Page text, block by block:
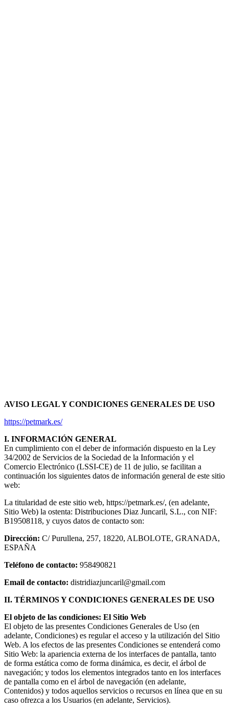
AVISO LEGAL Y CONDICIONES GENERALES DE USO
https://petmark.es/
I. INFORMACIÓN GENERAL
En cumplimiento con el deber de información dispuesto en la Ley
34/2002 de Servicios de la Sociedad de la Información y el
Comercio Electrónico (LSSI-CE) de 11 de julio, se facilitan a
continuación los siguientes datos de información general de este sitio
web:
La titularidad de este sitio web, https://petmark.es/, (en adelante,
Sitio Web) la ostenta: Distribuciones Diaz Juncaril, S.L., con NIF:
B19508118, y cuyos datos de contacto son:
Dirección: C/ Purullena, 257, 18220, ALBOLOTE, GRANADA,
ESPAÑA
Teléfono de contacto: 958490821
Email de contacto: distridiazjuncaril@gmail.com
II. TÉRMINOS Y CONDICIONES GENERALES DE USO
El objeto de las condiciones: El Sitio Web
El objeto de las presentes Condiciones Generales de Uso (en
adelante, Condiciones) es regular el acceso y la utilización del Sitio
Web. A los efectos de las presentes Condiciones se entenderá como
Sitio Web: la apariencia externa de los interfaces de pantalla, tanto
de forma estática como de forma dinámica, es decir, el árbol de
navegación; y todos los elementos integrados tanto en los interfaces
de pantalla como en el árbol de navegación (en adelante,
Contenidos) y todos aquellos servicios o recursos en línea que en su
caso ofrezca a los Usuarios (en adelante, Servicios).